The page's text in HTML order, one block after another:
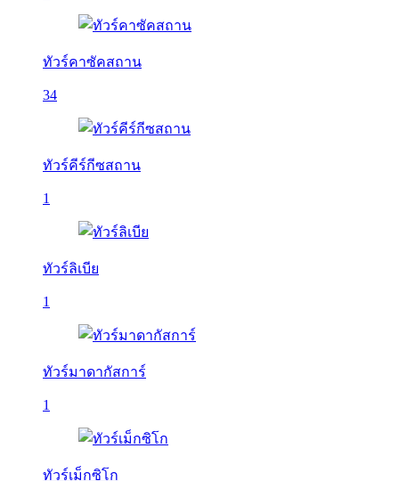
ทัวร์คาซัคสถาน
34
ทัวร์คีร์กีซสถาน
1
ทัวร์ลิเบีย
1
ทัวร์มาดากัสการ์
1
ทัวร์เม็กซิโก